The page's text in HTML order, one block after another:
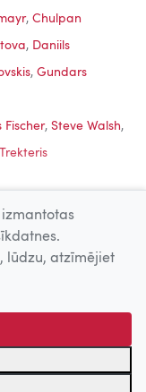
, Chulpan
, Daniils
, Gundars
Fischer, Steve Walsh,
Uz augšu
sistēmu
izmantotas
lūdzu, atzīmējiet